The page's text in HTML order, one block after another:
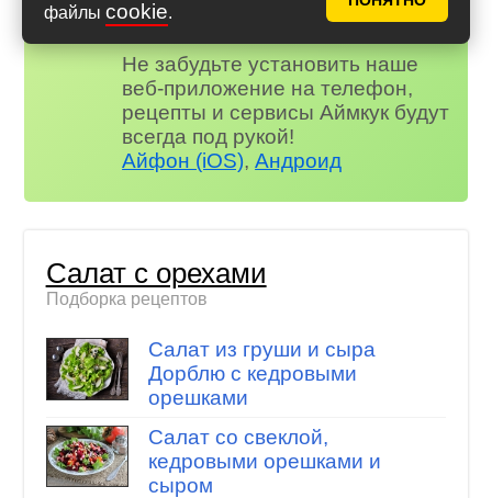
файлы cookie.
😃 Комментарии
и многое другое…
Не забудьте установить наше
веб-приложение на телефон,
рецепты и сервисы Аймкук будут
всегда под рукой!
Айфон (iOS),Андроид
Салат с орехами
Подборка рецептов
Салат из груши и сыра
Дорблю с кедровыми
орешками
Салат со свеклой,
кедровыми орешками и
сыром